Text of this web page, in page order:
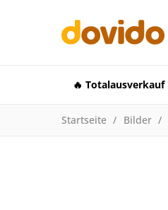
🔥 Totalausverkauf
Startseite Bilder